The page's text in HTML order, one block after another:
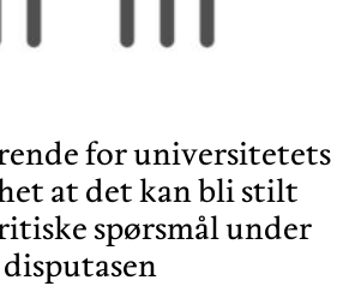
for universitetets
at det kan bli stilt
spørsmål under
disputasen